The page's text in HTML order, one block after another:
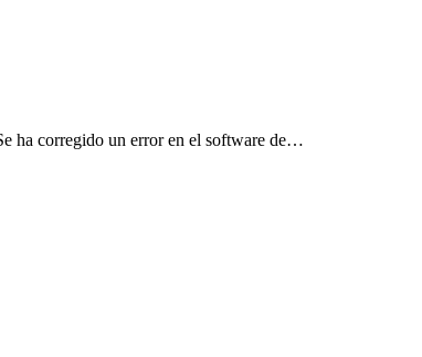
ha corregido un error en el software de…